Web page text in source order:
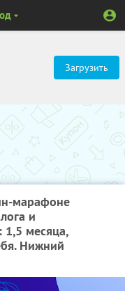
Загрузить
марафоне
и
1,5 месяца,
Нижний